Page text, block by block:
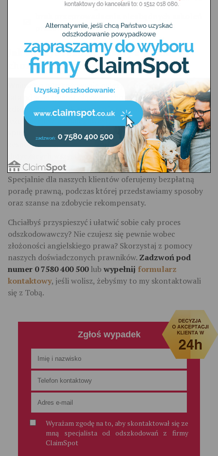
pracowniczych.
Jak zdobyć rekompensatę z tytułu
choroby zawodowej
Wniosek o odszkodowanie należy zgłosić nie później niż 3
lata od wystąpienia objawów choroby i jej
zdiagnozowania. W tym czasie skontaktuj się z nami,
jeżeli cierpisz na dolegliwość, i sądzisz, że jest
spowodowana wykonywaną przez Ciebie pracą. Nasz
zespół ma bogate doświadczenie w sprawach
najpopularniejszychchorób
zawodowychoraz zdobywaniu za nie odszkodowań.
Specjalnie dla naszych klientów oferujemy bezpłatną
poradę prawną, podczas której przedstawiamy sposoby
oraz szanse na zdobycie rekompensaty.
Chciałbyś przyspieszyć i ułatwić sobie cały proces
odszkodowawczy? Nie czujesz się pewnie wobec
złożoności angielskiego prawa? Skorzystaj z pomocy
naszych doświadczonych prawników. Zadzwoń pod
numer 0 7580 400 500lub wypełnij formularz
kontaktowy, jeśli wolisz, żebyśmy to my skontaktowali
się z Tobą.
Zgłoś wypadek
Wyrażam zgodę na to, aby skontaktował się ze
mną specjalista od odszkodowań z firmy
ClaimSpot